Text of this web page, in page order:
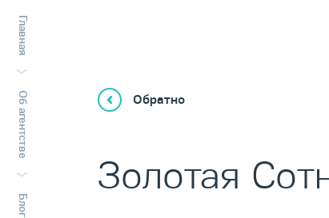
Главная
Об агентстве
Блог
Обратно
Золотая